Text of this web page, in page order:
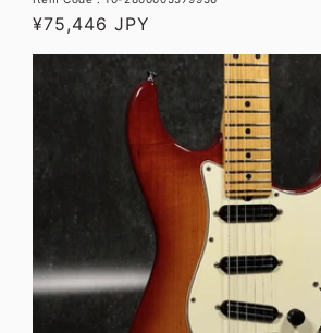
売
元:
通
¥75,446 JPY